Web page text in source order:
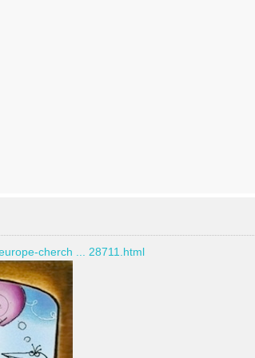
cherch ... 28711.html